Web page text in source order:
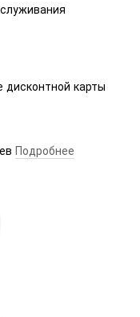
дисконтной карты
Подробнее